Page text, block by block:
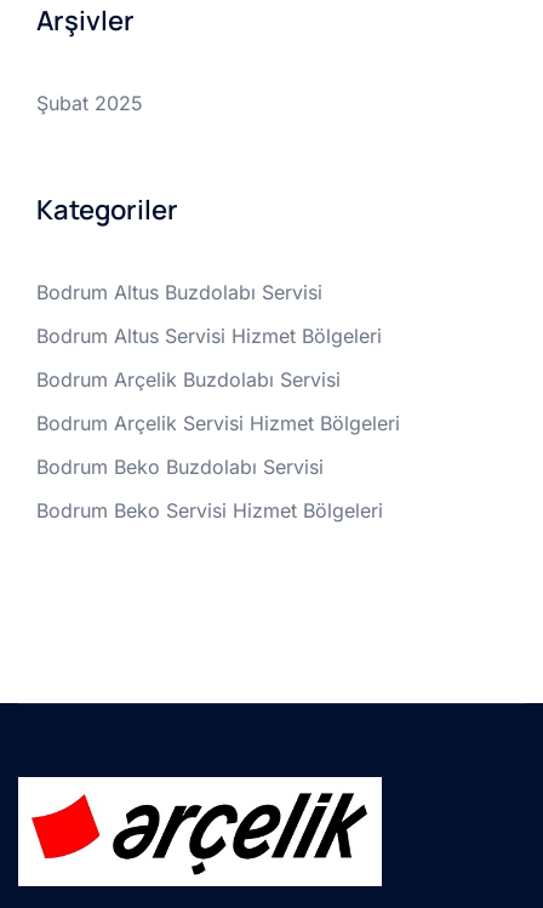
Arşivler
Şubat 2025
Kategoriler
Bodrum Altus Buzdolabı Servisi
Bodrum Altus Servisi Hizmet Bölgeleri
Bodrum Arçelik Buzdolabı Servisi
Bodrum Arçelik Servisi Hizmet Bölgeleri
Bodrum Beko Buzdolabı Servisi
Bodrum Beko Servisi Hizmet Bölgeleri